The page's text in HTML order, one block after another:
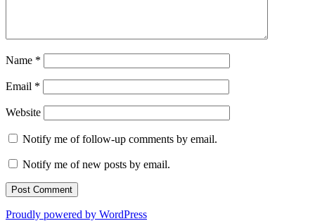
Name *
Email *
Website
Notify me of follow-up comments by email.
Notify me of new posts by email.
Proudly powered by WordPress